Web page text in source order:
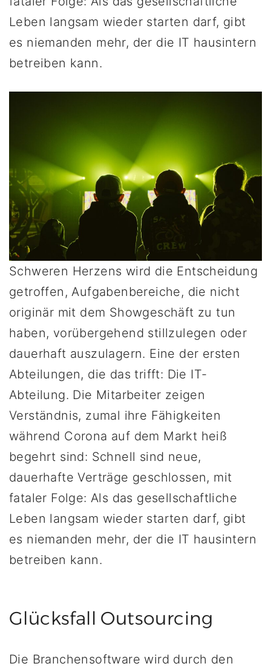
Leben langsam wieder starten darf, gibt
es niemanden mehr, der die IT hausintern
betreiben kann.
Schweren Herzens wird die Entscheidung
getroffen, Aufgabenbereiche, die nicht
originär mit dem Showgeschäft zu tun
haben, vorübergehend stillzulegen oder
dauerhaft auszulagern. Eine der ersten
Abteilungen, die das trifft: Die IT-
Abteilung. Die Mitarbeiter zeigen
Verständnis, zumal ihre Fähigkeiten
während Corona auf dem Markt heiß
begehrt sind: Schnell sind neue,
dauerhafte Verträge geschlossen, mit
fataler Folge: Als das gesellschaftliche
Leben langsam wieder starten darf, gibt
es niemanden mehr, der die IT hausintern
betreiben kann.
Glücksfall Outsourcing
Die Branchensoftware wird durch den